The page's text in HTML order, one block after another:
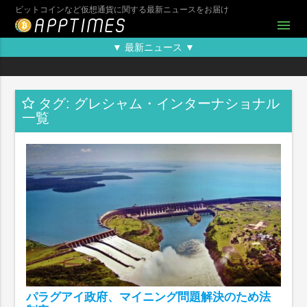
ビットコインなど仮想通貨に関する最新ニュースをお届け
menu
▼ 最新ニュース ▼
タグ: グレシャム・インターナショナル
一覧
パラグアイ政府、マイニング問題解決のため法